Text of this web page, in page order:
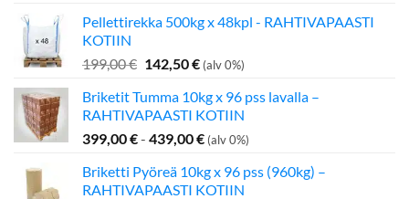
oli:
on:
Pellettirekka 500kg x 48kpl - RAHTIVAPAASTI
KOTIIN
199,00€ Alkuperäinen
oli:
199,00 €.
142,50€Nykyinen
on:
142,50 €.
(alv 0%)
Briketit Tumma 10kg x 96 pss lavalla –
RAHTIVAPAASTI KOTIIN
399,00€- 439,00€ (alv 0%)
Briketti Pyöreä 10kg x 96 pss (960kg) –
RAHTIVAPAASTI KOTIIN